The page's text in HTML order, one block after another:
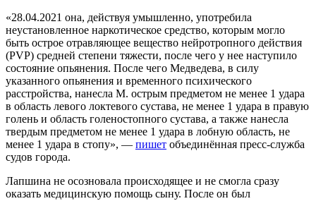
«28.04.2021 она, действуя умышленно, употребила
неустановленное наркотическое средство, которым могло
быть острое отравляющее вещество нейротропного действия
(PVP) средней степени тяжести, после чего у нее наступило
состояние опьянения. После чего Медведева, в силу
указанного опьянения и временного психического
расстройства, нанесла М. острым предметом не менее 1 удара
в область левого локтевого сустава, не менее 1 удара в правую
голень и область голеностопного сустава, а также нанесла
твердым предметом не менее 1 удара в лобную область, не
менее 1 удара в стопу», — пишет объединённая пресс-служба
судов города.
Лапшина не осозновала происходящее и не смогла сразу
оказать медицинскую помощь сыну. После он был